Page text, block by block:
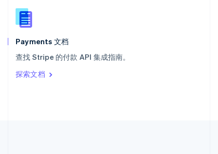
Payments 文档
查找 Stripe 的付款 API 集成指南。
探索文档
新西兰
English
匈牙利
English
ItalianoEnglish
印度
English